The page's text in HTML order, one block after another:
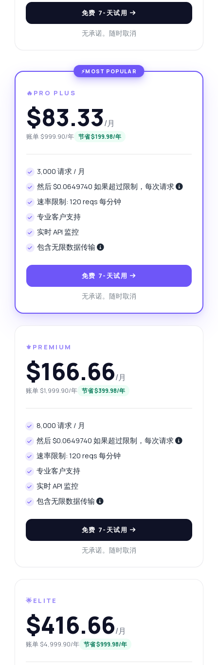
免费 7-天试用
无承诺。随时取消
🔥PRO PLUS
$83.33/月
账单 $999.90/年 节省 $199.98/年
3,000 请求 / 月
然后 $0.0649740 如果超过限制，每次请求
速率限制: 120 reqs 每分钟
专业客户支持
实时 API 监控
包含无限数据传输
免费 7-天试用
无承诺。随时取消
⚜️PREMIUM
$166.66/月
账单 $1,999.90/年 节省 $399.98/年
8,000 请求 / 月
然后 $0.0649740 如果超过限制，每次请求
速率限制: 120 reqs 每分钟
专业客户支持
实时 API 监控
包含无限数据传输
免费 7-天试用
无承诺。随时取消
🌟ELITE
$416.66/月
账单 $4,999.90/年 节省 $999.98/年